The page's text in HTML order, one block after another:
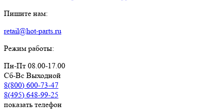
Пишите нам:
retail@hot-parts.ru
Режим работы:
Пн-Пт 08.00-17.00
Сб-Вс Выходной
8(800) 600-73-47
8(495) 648-99-25
показать телефон